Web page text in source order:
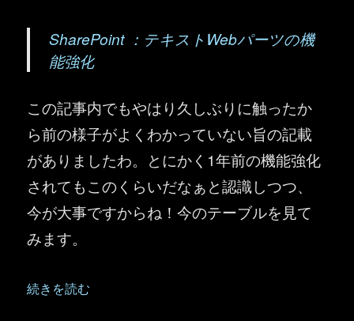
SharePoint ：テキストWebパーツの機
能強化
この記事内でもやはり久しぶりに触ったか
ら前の様子がよくわかっていない旨の記載
がありましたわ。とにかく1年前の機能強化
されてもこのくらいだなぁと認識しつつ、
今が大事ですからね！今のテーブルを見て
みます。
“SharePoint ：テキストWebパーツ内のテーブルがだいぶ
続きを読む